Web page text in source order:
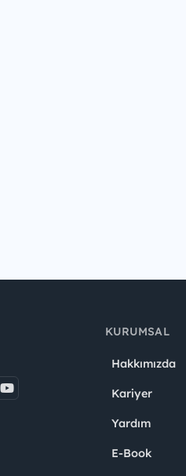
KURUMSAL
Hakkımızda
Kariyer
Yardım
E-Book